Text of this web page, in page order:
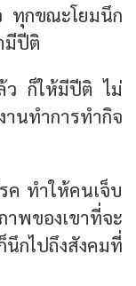
ทุกขณะโยมนึก
มีปีติ
ว ก็ให้มีปีติ ไม่
นทำการทำกิจ
ค ทำให้คนเจ็บ
พของเขาที่จะ
กไปถึงสังคมที่